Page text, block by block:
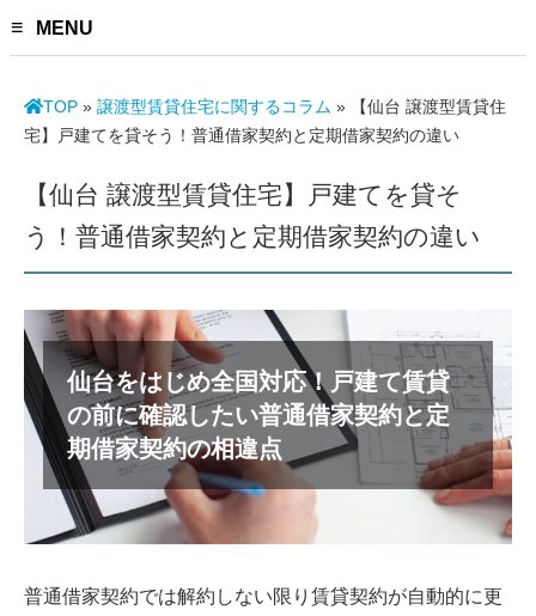
MENU
TOP» 譲渡型賃貸住宅に関するコラム »
【仙台 譲渡型賃貸住
宅】戸建てを貸そう！普通借家契約と定期借家契約の違い
【仙台 譲渡型賃貸住宅】戸建てを貸そ
う！普通借家契約と定期借家契約の違い
仙台をはじめ全国対応！戸建て賃貸
の前に確認したい普通借家契約と定
期借家契約の相違点
普通借家契約では解約しない限り賃貸契約が自動的に更